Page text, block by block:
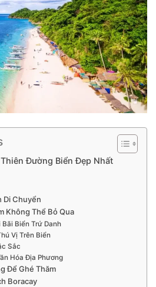
Đường Biển Đẹp Nhất
Di Chuyển
Không Thể Bỏ Qua
Bãi Biển Trứ Danh
Vị Trên Biển
Sắc
Hóa Địa Phương
Để Ghé Thăm
Boracay